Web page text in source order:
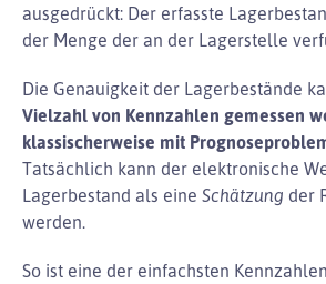
ausgedrückt: Der erfasste
der Menge der an der Lagerstelle
Die Genauigkeit der Lagerbestände
Vielzahl von Kennzahlen gemessen
klassischerweise mit
Tatsächlich kann der elektronische
Lagerbestand als eine Schätzung der
werden.
So ist eine der einfachsten